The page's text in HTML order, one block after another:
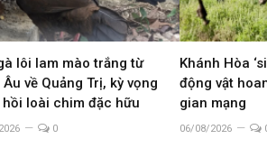
lôi lam mào trắng từ
về Quảng Trị, kỳ vọng
hồi loài chim đặc hữu
0
Khánh Hòa
động vật
gian mạng
06/08/2026